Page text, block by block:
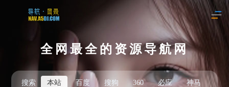
全网最全的资源导航网
搜索 本站 百度 搜狗 360 必应 神马 头